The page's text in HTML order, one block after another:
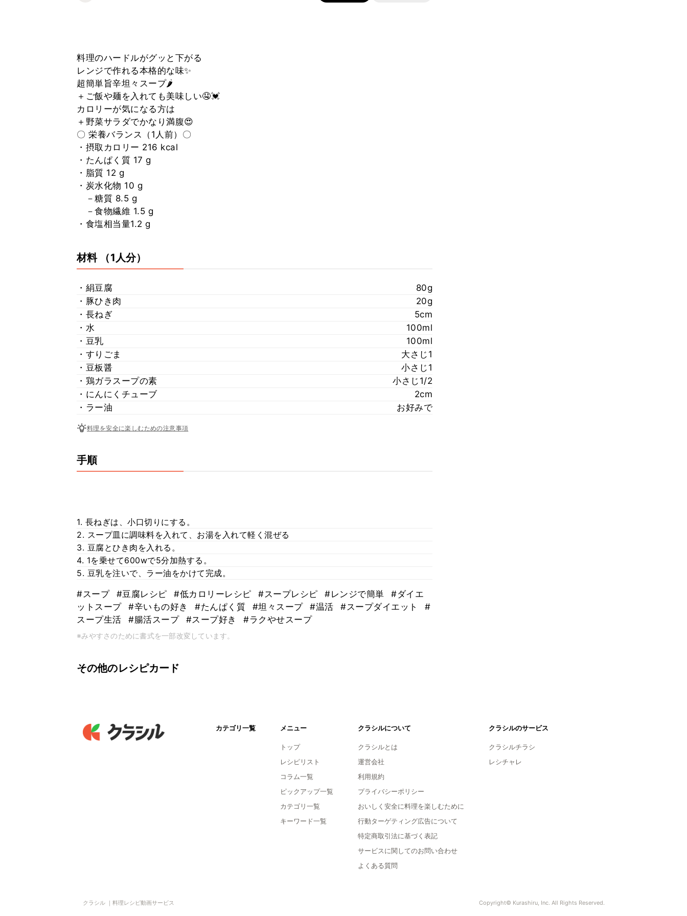
料理のハードルがグッと下がる
レンジで作れる本格的な味✨
超簡単旨辛坦々スープ🌶
＋ご飯や麺を入れても美味しい🤤💓
カロリーが気になる方は
＋野菜サラダでかなり満腹😍
〇 栄養バランス（1人前）〇
・摂取カロリー 216 kcal
・たんぱく質 17 g
・脂質 12 g
・炭水化物 10 g
－糖質 8.5 g
－食物繊維 1.5 g
・食塩相当量1.2 g
材料 （1人分）
・絹豆腐
80g
・豚ひき肉
20g
・長ねぎ
5cm
・水
100ml
・豆乳
100ml
・すりごま
大さじ1
・豆板醤
小さじ1
・鶏ガラスープの素
小さじ1/2
・にんにくチューブ
2cm
・ラー油
お好みで
料理を安全に楽しむための注意事項
手順
1. 長ねぎは、小口切りにする。
2. スープ皿に調味料を入れて、お湯を入れて軽く混ぜる
3. 豆腐とひき肉を入れる。
4. 1を乗せて600wで5分加熱する。
5. 豆乳を注いで、ラー油をかけて完成。
#スープ #豆腐レシピ #低カロリーレシピ #スープレシピ #レンジで簡単
#ダイエ
ットスープ
#辛いもの好き #たんぱく質 #坦々スープ #温活 #スープダイエット
#
スープ生活
#腸活スープ #スープ好き #ラクやせスープ
※みやすさのために書式を一部改変しています。
その他のレシピカード
カテゴリ一覧 メニュー
トップ
レシピリスト
コラム一覧
ピックアップ一覧
カテゴリ一覧
キーワード一覧
クラシルについて
クラシルとは
運営会社
利用規約
プライバシーポリシー
おいしく安全に料理を楽しむために
行動ターゲティング広告について
特定商取引法に基づく表記
サービスに関してのお問い合わせ
よくある質問
クラシルのサービス
クラシルチラシ
レシチャレ
クラシル ｜料理レシピ動画サービス Copyright© Kurashiru, Inc. All Rights Reserved.